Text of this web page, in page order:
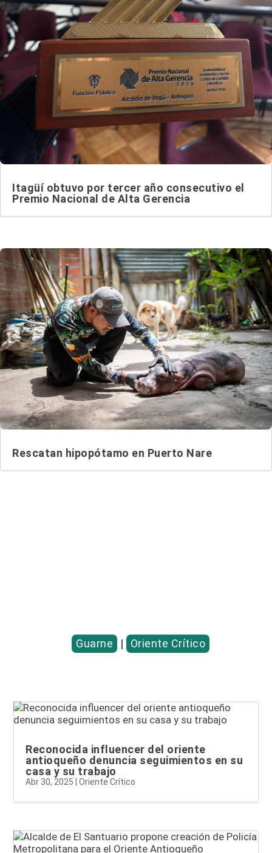
Itagüí obtuvo por tercer año consecutivo el
Premio Nacional de Alta Gerencia
Rescatan hipopótamo en Puerto Nare
Guarne | Oriente Crítico
Reconocida influencer del oriente
antioqueño denuncia seguimientos en su
casa y su trabajo
Abr 30, 2025 |Oriente Crítico